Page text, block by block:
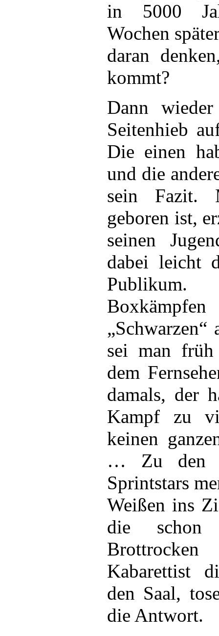
in 5000
Wochen
daran
kommt?
Dann
Seitenhieb
Die einen
und die
sein Fazit.
geboren ist,
seinen
dabei leicht
sei man
dem
damals, der
Kampf zu
keinen
… Zu den
Sprintstars
Weißen ins
die schon
Kabarettist
den Saal,
die Antwort.